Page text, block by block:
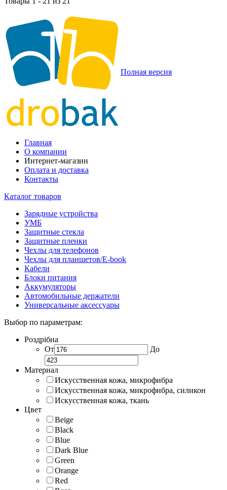
Полная версия
Главная
О компании
Интернет-магазин
Оплата и доставка
Контакты
Каталог товаров
Зарядные устройства
УМБ
Защитные стекла
Защитные пленки
Чехлы для телефонов
Чехлы для планшетов/E-book
Кабели
Блоки питания
Аккумуляторы
Автомобильные держатели
Универсальные аксессуары
Выбор по параметрам:
Роздрібна
От
До
Материал
Искусственная кожа, микрофибра
Искусственная кожа, микрофибра, силикон
Искусственная кожа, ткань
Цвет
Beige
Black
Blue
Dark Blue
Green
Orange
Red